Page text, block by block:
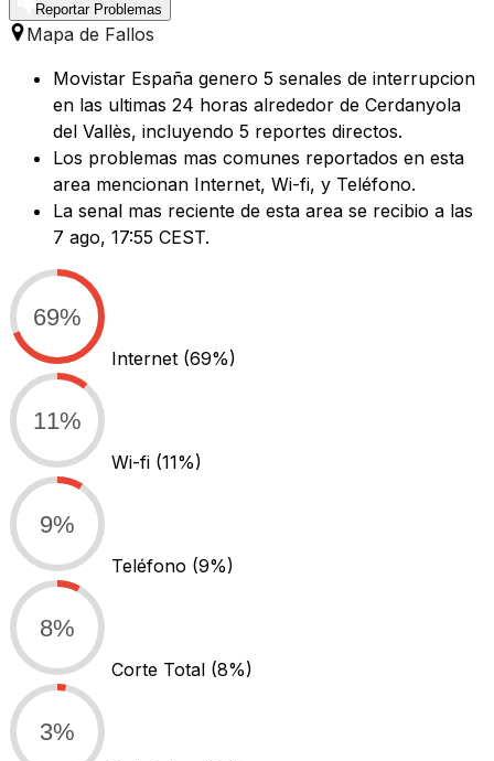
Reportar Problemas
Mapa de Fallos
Movistar España genero 5 senales de interrupcion
en las ultimas 24 horas alrededor de Cerdanyola
del Vallès, incluyendo 5 reportes directos.
Los problemas mas comunes reportados en esta
area mencionan Internet, Wi-fi, y Teléfono.
La senal mas reciente de esta area se recibio a las
7 ago, 17:55 CEST.
69%
Internet (69%)
11%
Wi-fi (11%)
9%
Teléfono (9%)
8%
Corte Total (8%)
3%